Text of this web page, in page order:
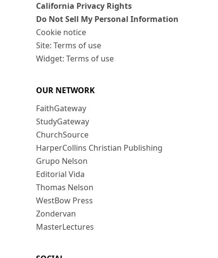
California Privacy Rights
Do Not Sell My Personal Information
Cookie notice
Site: Terms of use
Widget: Terms of use
OUR NETWORK
FaithGateway
StudyGateway
ChurchSource
HarperCollins Christian Publishing
Grupo Nelson
Editorial Vida
Thomas Nelson
WestBow Press
Zondervan
MasterLectures